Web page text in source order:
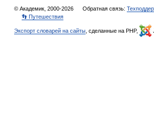
© Академик, 2000-2026 Обратная связь:
👣 Путешествия
Экспорт словарей на сайты , сделанные на PHP,